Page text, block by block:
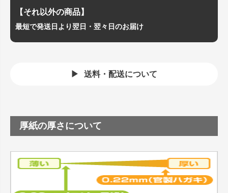
【それ以外の商品】
最短で発送日より翌日・翌々日のお届け
送料・配送について
厚紙の厚さについて